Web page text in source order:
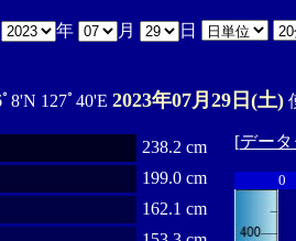
年 月 日
ﾟ8'N 127ﾟ40'E 2023年07月29日(土)
238.2 cm
199.0 cm
162.1 cm
[デー
0